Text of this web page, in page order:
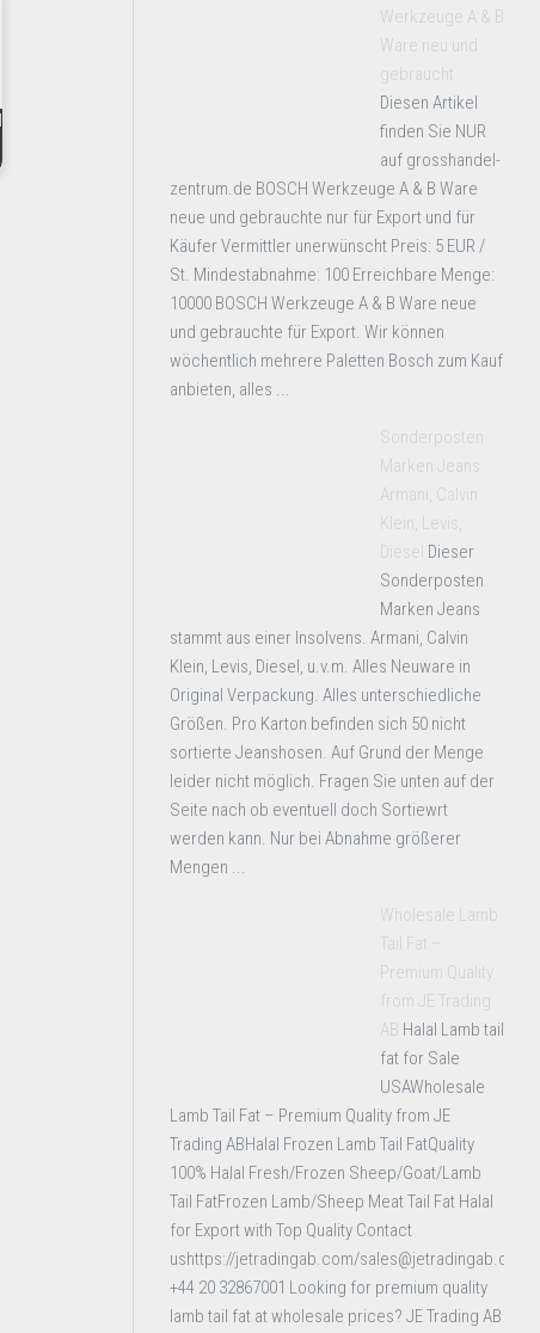
Werkzeuge A & B
Ware neu und
gebraucht
Diesen Artikel
finden Sie NUR
auf grosshandel-
zentrum.de BOSCH Werkzeuge A & B Ware
neue und gebrauchte nur für Export und für
Käufer Vermittler unerwünscht Preis: 5 EUR /
St. Mindestabnahme: 100 Erreichbare Menge:
10000 BOSCH Werkzeuge A & B Ware neue
und gebrauchte für Export. Wir können
wöchentlich mehrere Paletten Bosch zum Kauf
anbieten, alles ...
Sonderposten
Marken Jeans
Armani, Calvin
Klein, Levis,
Diesel Dieser
Sonderposten
Marken Jeans
stammt aus einer Insolvens. Armani, Calvin
Klein, Levis, Diesel, u.v.m. Alles Neuware in
Original Verpackung. Alles unterschiedliche
Größen. Pro Karton befinden sich 50 nicht
sortierte Jeanshosen. Auf Grund der Menge
leider nicht möglich. Fragen Sie unten auf der
Seite nach ob eventuell doch Sortiewrt
werden kann. Nur bei Abnahme größerer
Mengen ...
Wholesale Lamb
Tail Fat –
Premium Quality
from JE Trading
AB Halal Lamb tail
fat for Sale
USAWholesale
Lamb Tail Fat – Premium Quality from JE
Trading ABHalal Frozen Lamb Tail FatQuality
100% Halal Fresh/Frozen Sheep/Goat/Lamb
Tail FatFrozen Lamb/Sheep Meat Tail Fat Halal
for Export with Top Quality Contact
ushttps://jetradingab.com/
+44 20 32867001 Looking for premium quality
lamb tail fat at wholesale prices? JE Trading AB